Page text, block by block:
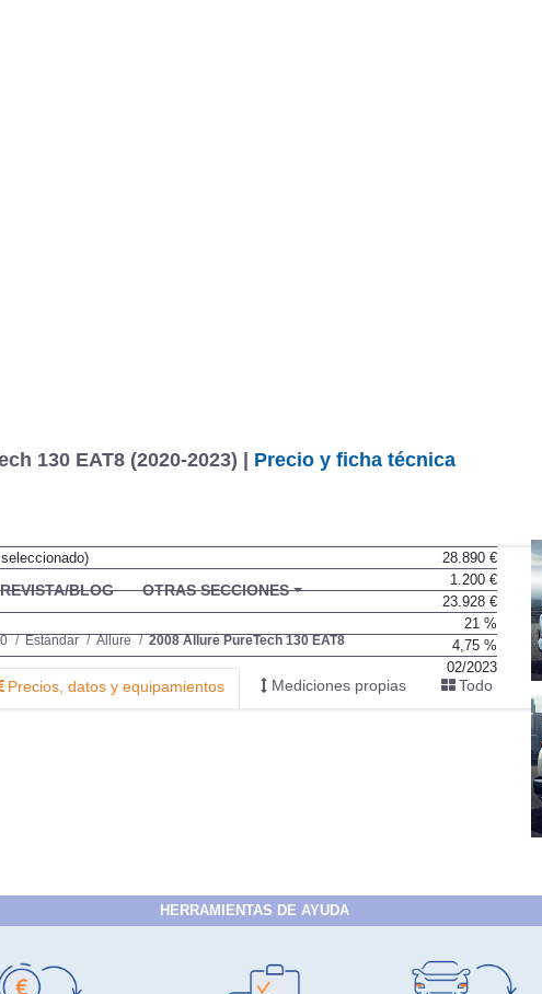
REVISTA/BLOG OTRAS SECCIONES
Estándar Allure 2008 Allure PureTech 130 EAT8
130 EAT8 (2020-2023) | Precio y ficha técnica
28.890 €
1.200 €
23.928 €
21 %
4,75 %
02/2023
HERRAMIENTAS DE AYUDA